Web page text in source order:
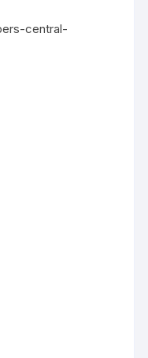
central-